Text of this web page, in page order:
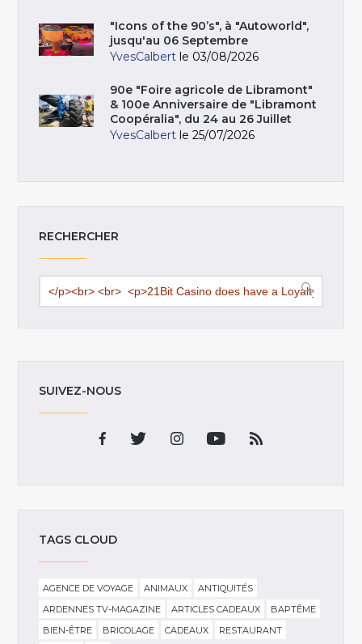
"Icons of the 90’s", à "Autoworld",
jusqu'au 06 Septembre
YvesCalbert le 03/08/2026
90e "Foire agricole de Libramont"
& 100e Anniversaire de "Libramont
Coopéralia", du 24 au 26 Juillet
YvesCalbert le 25/07/2026
RECHERCHER
SUIVEZ-NOUS
TAGS CLOUD
AGENCE DE VOYAGE ANIMAUX
ANTIQUITÉS
ARDENNES TV-MAGAZINE
ARTICLES CADEAUX
BAPTÊME
BIEN-ÊTRE
BRICOLAGE CADEAUX
RESTAURANT